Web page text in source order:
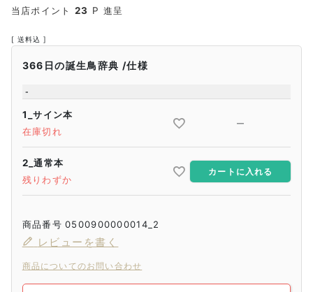
当店ポイント 23 P 進呈
送料込
366日の誕生鳥辞典 仕様
-
1_サイン本
在庫切れ
—
2_通常本
残りわずか
カートに入れる
商品番号 0500900000014_2
レビューを書く
商品についてのお問い合わせ